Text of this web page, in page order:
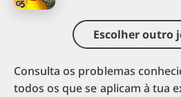
Escolher outro
Consulta os problemas
todos os que se aplicam à tua